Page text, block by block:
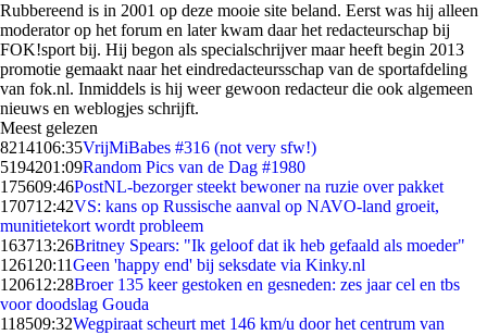
Rubbereend is in 2001 op deze mooie site beland. Eerst was hij alleen
moderator op het forum en later kwam daar het redacteurschap bij
FOK!sport bij. Hij begon als specialschrijver maar heeft begin 2013
promotie gemaakt naar het eindredacteursschap van de sportafdeling
van fok.nl. Inmiddels is hij weer gewoon redacteur die ook algemeen
nieuws en weblogjes schrijft.
Meest gelezen
8214106:35VrijMiBabes #316 (not very sfw!)
5194201:09Random Pics van de Dag #1980
175609:46PostNL-bezorger steekt bewoner na ruzie over pakket
170712:42VS: kans op Russische aanval op NAVO-land groeit,
munitietekort wordt probleem
163713:26Britney Spears: "Ik geloof dat ik heb gefaald als moeder"
1261 20:11Geen 'happy end' bij seksdate via Kinky.nl
120612:28Broer 135 keer gestoken en gesneden: zes jaar cel en tbs
voor doodslag Gouda
118509:32Wegpiraat scheurt met 146 km/u door het centrum van